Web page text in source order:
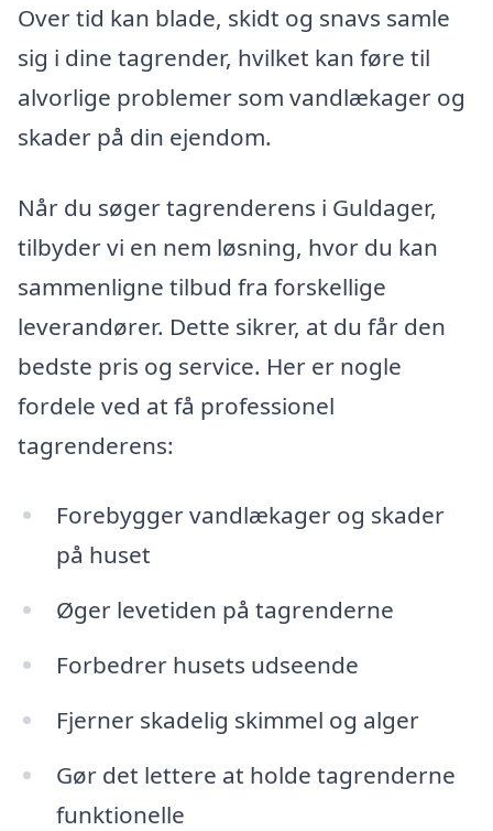
Over tid kan blade, skidt og snavs samle
sig i dine tagrender, hvilket kan føre til
alvorlige problemer som vandlækager og
skader på din ejendom.
Når du søger tagrenderens i Guldager,
tilbyder vi en nem løsning, hvor du kan
sammenligne tilbud fra forskellige
leverandører. Dette sikrer, at du får den
bedste pris og service. Her er nogle
fordele ved at få professionel
tagrenderens:
Forebygger vandlækager og skader
på huset
Øger levetiden på tagrenderne
Forbedrer husets udseende
Fjerner skadelig skimmel og alger
Gør det lettere at holde tagrenderne
funktionelle